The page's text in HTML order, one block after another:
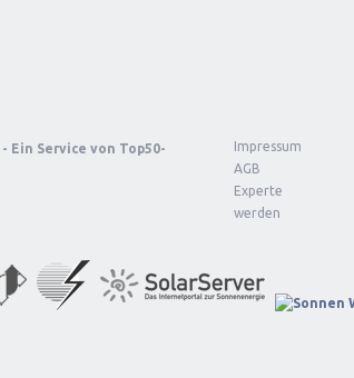
- Ein Service von Top50-
Impressum
AGB
Experte
werden